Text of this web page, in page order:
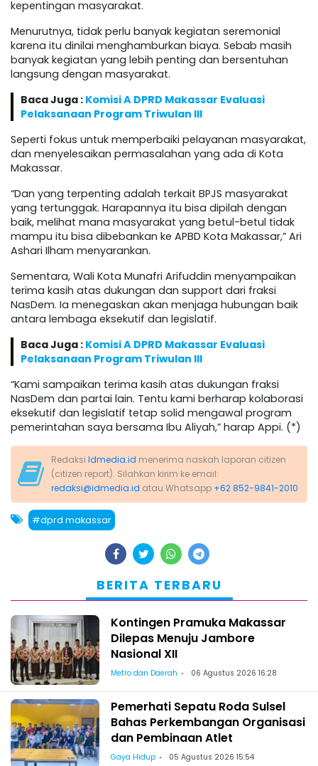
kepentingan masyarakat.
Menurutnya, tidak perlu banyak kegiatan seremonial
karena itu dinilai menghamburkan biaya. Sebab masih
banyak kegiatan yang lebih penting dan bersentuhan
langsung dengan masyarakat.
Baca Juga : Komisi A DPRD Makassar Evaluasi
Pelaksanaan Program Triwulan III
Seperti fokus untuk memperbaiki pelayanan masyarakat,
dan menyelesaikan permasalahan yang ada di Kota
Makassar.
“Dan yang terpenting adalah terkait BPJS masyarakat
yang tertunggak. Harapannya itu bisa dipilah dengan
baik, melihat mana masyarakat yang betul-betul tidak
mampu itu bisa dibebankan ke APBD Kota Makassar,” Ari
Ashari Ilham menyarankan.
Sementara, Wali Kota Munafri Arifuddin menyampaikan
terima kasih atas dukungan dan support dari fraksi
NasDem. Ia menegaskan akan menjaga hubungan baik
antara lembaga eksekutif dan legislatif.
Baca Juga : Komisi A DPRD Makassar Evaluasi
Pelaksanaan Program Triwulan III
“Kami sampaikan terima kasih atas dukungan fraksi
NasDem dan partai lain. Tentu kami berharap kolaborasi
eksekutif dan legislatif tetap solid mengawal program
pemerintahan saya bersama Ibu Aliyah,” harap Appi. (*)
Redaksi Idmedia.id menerima naskah laporan citizen
(citizen report). Silahkan kirim ke email:
redaksi@idmedia.id atau Whatsapp +62 852-9841-2010
#dprd makassar
BERITA TERBARU
Kontingen Pramuka Makassar
Dilepas Menuju Jambore
Nasional XII
Metro dan Daerah 06 Agustus 2026 16:28
Pemerhati Sepatu Roda Sulsel
Bahas Perkembangan Organisasi
dan Pembinaan Atlet
Gaya Hidup 05 Agustus 2026 15:54